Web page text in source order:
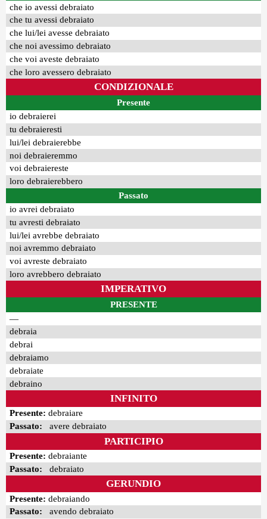
che io avessi debraiato
che tu avessi debraiato
che lui/lei avesse debraiato
che noi avessimo debraiato
che voi aveste debraiato
che loro avessero debraiato
CONDIZIONALE
Presente
io debraierei
tu debraieresti
lui/lei debraierebbe
noi debraieremmo
voi debraiereste
loro debraierebbero
Passato
io avrei debraiato
tu avresti debraiato
lui/lei avrebbe debraiato
noi avremmo debraiato
voi avreste debraiato
loro avrebbero debraiato
IMPERATIVO
PRESENTE
—
debraia
debrai
debraiamo
debraiate
debraino
INFINITO
Presente: debraiare
Passato: avere debraiato
PARTICIPIO
Presente: debraiante
Passato: debraiato
GERUNDIO
Presente: debraiando
Passato: avendo debraiato